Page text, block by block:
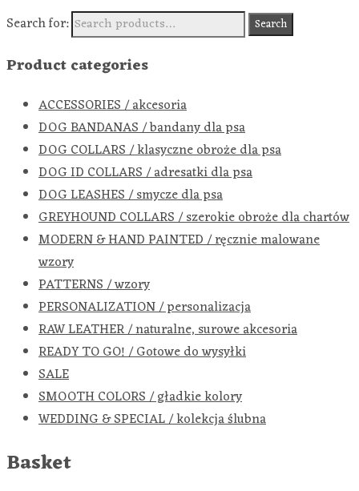
Search for:
Search
Product categories
ACCESSORIES / akcesoria
DOG BANDANAS / bandany dla psa
DOG COLLARS / klasyczne obroże dla psa
DOG ID COLLARS / adresatki dla psa
DOG LEASHES / smycze dla psa
GREYHOUND COLLARS / szerokie obroże dla chartów
MODERN & HAND PAINTED / ręcznie malowane
wzory
PATTERNS / wzory
PERSONALIZATION / personalizacja
RAW LEATHER / naturalne, surowe akcesoria
READY TO GO! / Gotowe do wysyłki
SALE
SMOOTH COLORS / gładkie kolory
WEDDING & SPECIAL / kolekcja ślubna
Basket